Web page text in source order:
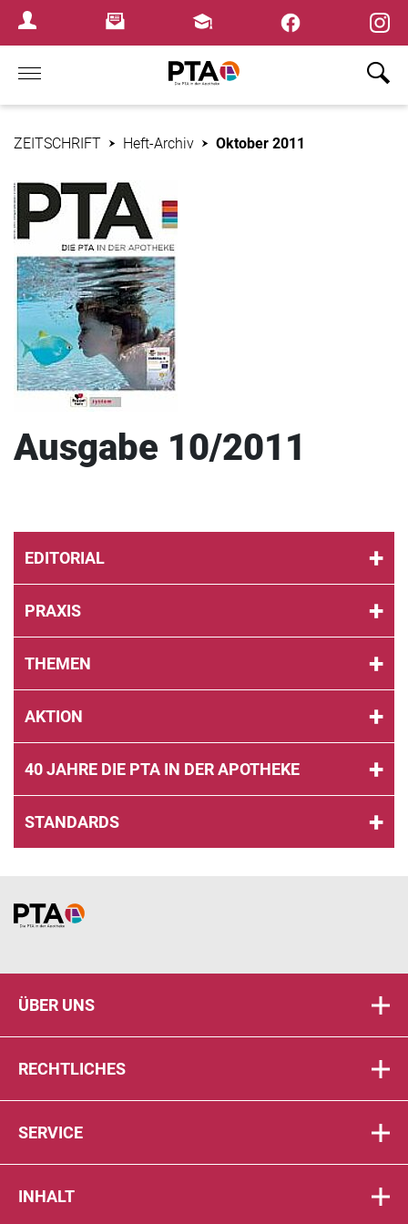
Login MenuNewsletterFortbildungen
Home
ZEITSCHRIFT Heft-Archiv Oktober 2011
Ausgabe 10/2011
EDITORIAL
PRAXIS
THEMEN
AKTION
40 JAHRE DIE PTA IN DER APOTHEKE
STANDARDS
Home
ÜBER UNS
RECHTLICHES
SERVICE
INHALT
×